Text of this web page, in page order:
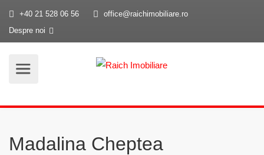
+40 21 528 06 56
office@raichimobiliare.ro
Despre noi
Madalina Cheptea